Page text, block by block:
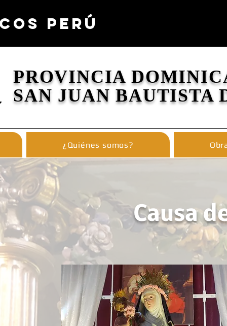
PERÚ
PROVINCIA
SAN JUAN BAUTISTA
¿Quiénes somos?
Causa